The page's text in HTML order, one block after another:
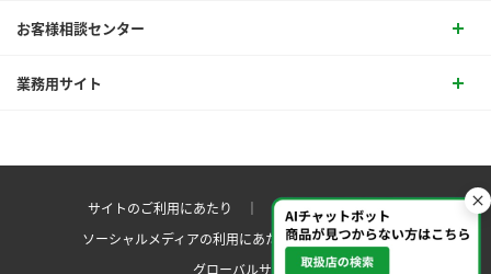
お客様相談センター
業務用サイト
サイトのご利用にあたり ｜プライバシーポリシー
ソーシャルメディアの利用にあたりサイトマップ ｜
グローバルサイト